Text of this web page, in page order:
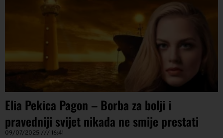
Elia Pekica Pagon – Borba za bolji i
pravedniji svijet nikada ne smije prestati
09/07/2025 16:41